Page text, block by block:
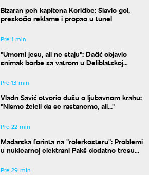
Bizaran peh kapitena Korićibe: Slavio gol,
preskočio reklame i propao u tunel
Pre 1 min
"Umorni jesu, ali ne staju": Dačić objavio
snimak borbe sa vatrom u Deliblatskoj
Pre 13 min
Vladn Savić otvorio dušu o ljubavnom krahu:
"NIsmo želeli da se rastanemo, ali..."
Pre 22 min
Mađarska forinta na "rolerkosteru": Problemi
u nuklearnoj elektrani Pakš dodatno tresu
Pre 29 min